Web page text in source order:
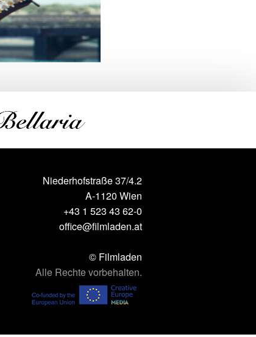
Niederhofstraße 37/4.2
A-1120 Wien
+43 1 523 43 62-0
office@filmladen.at
© Filmladen
Alle Rechte vorbehalten.